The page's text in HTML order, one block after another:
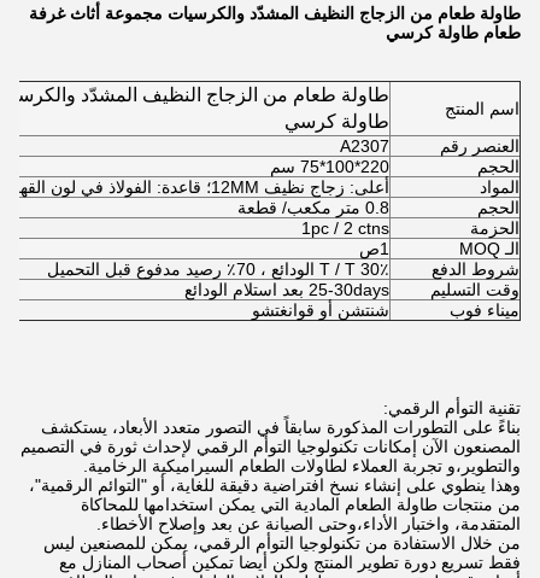
طاولة طعام من الزجاج النظيف المشدّد والكرسيات مجموعة أثاث غرفة
طعام طاولة كرسي
اسم المنتج
طاولة طعام من الزجاج النظيف المشدّد
طاولة كرسي
العنصر رقم
A2307
الحجم
220*100*75 سم
المواد
أعلى: زجاج نظيف 12MM؛ قاعدة: الفولاذ في لون القهوة
الحجم
0.8 متر مكعب/ قطعة
الحزمة
1pc / 2 ctns
الـ MOQ
1ص
شروط الدفع
T / T 30٪ الودائع ، 70٪ رصيد مدفوع قبل التحميل
وقت التسليم
25-30days بعد استلام الودائع
ميناء فوب
شنتشن أو قوانغتشو
تقنية التوأم الرقمي:
بناءً على التطورات المذكورة سابقاً في التصور متعدد الأبعاد، يستكشف
المصنعون الآن إمكانات تكنولوجيا التوأم الرقمي لإحداث ثورة في التصميم
والتطوير،و تجربة العملاء لطاولات الطعام السيراميكية الرخامية.
وهذا ينطوي على إنشاء نسخ افتراضية دقيقة للغاية، أو "التوائم الرقمية"،
من منتجات طاولة الطعام المادية التي يمكن استخدامها للمحاكاة
المتقدمة، واختبار الأداء،وحتى الصيانة عن بعد وإصلاح الأخطاء.
من خلال الاستفادة من تكنولوجيا التوأم الرقمي، يمكن للمصنعين ليس
فقط تسريع دورة تطوير المنتج ولكن أيضا تمكين أصحاب المنازل مع